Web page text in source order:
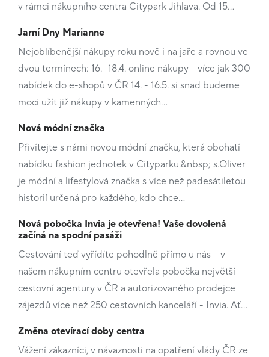
v rámci nákupního centra Citypark Jihlava. Od 15…
Jarní Dny Marianne
Nejoblíbenější nákupy roku nově i na jaře a rovnou ve
dvou termínech: 16. -18.4. online nákupy - více jak 300
nabídek do e-shopů v ČR 14. - 16.5. si snad budeme
moci užít již nákupy v kamenných…
Nová módní značka
Přivítejte s námi novou módní značku, která obohatí
nabídku fashion jednotek v Cityparku.&nbsp; s.Oliver
je módní a lifestylová značka s více než padesátiletou
historií určená pro každého, kdo chce…
Nová pobočka Invia je otevřena! Vaše dovolená
začíná na spodní pasáži
Cestování teď vyřídíte pohodlně přímo u nás – v
našem nákupním centru otevřela pobočka největší
cestovní agentury v ČR a autorizovaného prodejce
zájezdů více než 250 cestovních kanceláří - Invia. Ať…
Změna otevírací doby centra
Vážení zákazníci, v návaznosti na opatření vlády ČR ze